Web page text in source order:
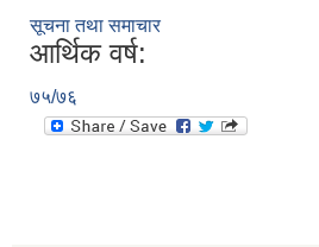
सूचना तथा समाचार
आर्थिक वर्ष:
७५/७६